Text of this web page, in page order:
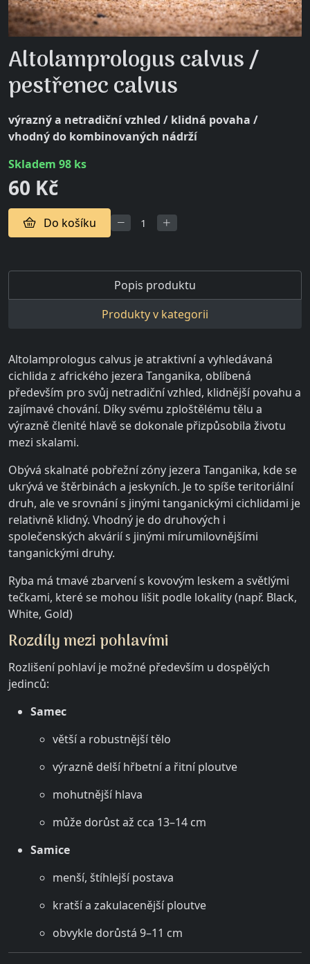
Altolamprologus calvus /
pestřenec calvus
výrazný a netradiční vzhled / klidná povaha /
vhodný do kombinovaných nádrží
skladem 98 ks
60 Kč
Do košíku
Popis produktu
Produkty v kategorii
Altolamprologus calvus je atraktivní a vyhledávaná
cichlida z afrického jezera Tanganika, oblíbená
především pro svůj netradiční vzhled, klidnější povahu a
zajímavé chování. Díky svému zploštělému tělu a
výrazně členité hlavě se dokonale přizpůsobila životu
mezi skalami.
Obývá skalnaté pobřežní zóny jezera Tanganika, kde se
ukrývá ve štěrbinách a jeskyních. Je to spíše teritoriální
druh, ale ve srovnání s jinými tanganickými cichlidami je
relativně klidný. Vhodný je do druhových i
společenských akvárií s jinými mírumilovnějšími
tanganickými druhy.
Ryba má tmavé zbarvení s kovovým leskem a světlými
tečkami, které se mohou lišit podle lokality (např. Black,
White, Gold)
Rozdíly mezi pohlavími
Rozlišení pohlaví je možné především u dospělých
jedinců:
Samec
větší a robustnější tělo
výrazně delší hřbetní a řitní ploutve
mohutnější hlava
může dorůst až cca 13–14 cm
Samice
menší, štíhlejší postava
kratší a zakulacenější ploutve
obvykle dorůstá 9–11 cm